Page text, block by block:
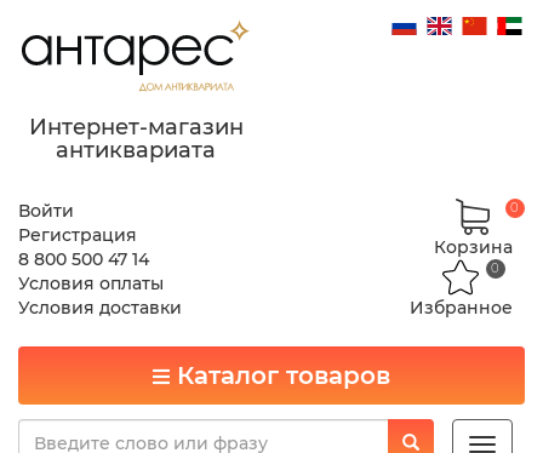
Интернет-магазин
антиквариата
Войти
Регистрация
8 800 500 47 14
Условия оплаты
Условия доставки
Корзина
0
Избранное
0
Каталог товаров
Toggle